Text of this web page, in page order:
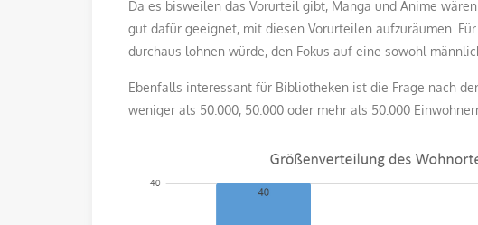
Da es bisweilen das Vorurteil gibt, Manga und Anime
gut dafür geeignet, mit diesen Vorurteilen aufzuräumen.
durchaus lohnen würde, den Fokus auf eine sowohl
Ebenfalls interessant für Bibliotheken ist die Frage nach
weniger als 50.000, 50.000 oder mehr als 50.000